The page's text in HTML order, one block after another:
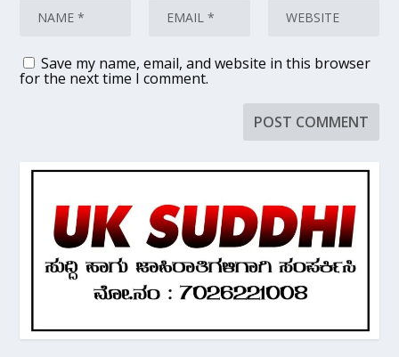
Save my name, email, and website in this browser
for the next time I comment.